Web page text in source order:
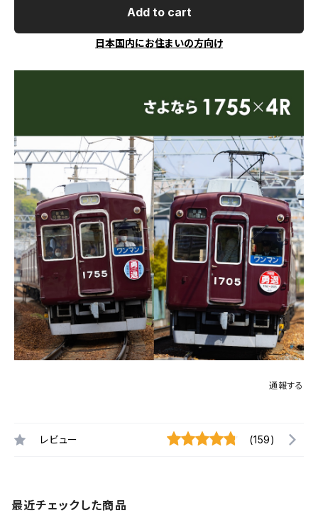
Add to cart
日本国内にお住まいの方向け
通報する
レビュー (159)
最近チェックした商品